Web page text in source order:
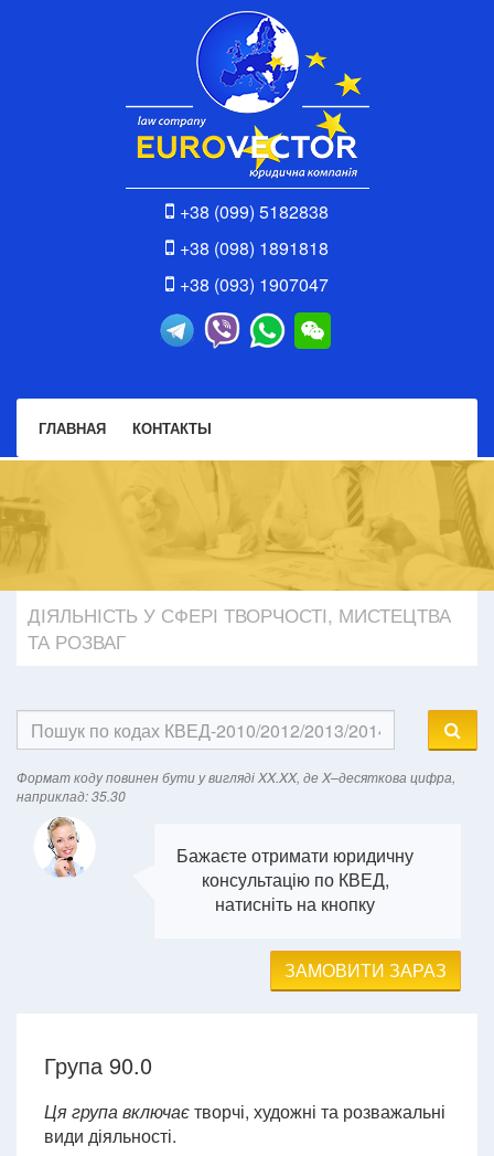
+38 (099) 5182838
+38 (098) 1891818
+38 (093) 1907047
ГЛАВНАЯ КОНТАКТЫ
ДІЯЛЬНІСТЬ У СФЕРІ ТВОРЧОСТІ, МИСТЕЦТВА
ТА РОЗВАГ
Формат кодy повинен бути у вигляді XX.XX, де X–десяткова цифра,
наприклад: 35.30
Бажаєте отримати юридичну
консультацію по КВЕД,
натисніть на кнопку
ЗАМОВИТИ ЗАРАЗ
Група 90.0
Ця група включаєтворчі, художні та розважальні
види діяльності.